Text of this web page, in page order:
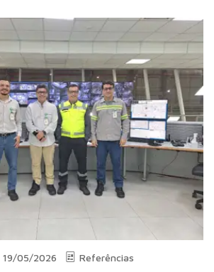
19/05/2026 Referências